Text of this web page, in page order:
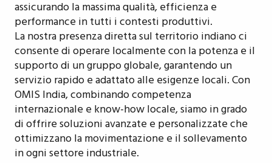
assicurando la massima qualità, efficienza e
performance in tutti i contesti produttivi.
La nostra presenza diretta sul territorio indiano ci
consente di operare localmente con la potenza e il
supporto di un gruppo globale, garantendo un
servizio rapido e adattato alle esigenze locali. Con
OMIS India, combinando competenza
internazionale e know-how locale, siamo in grado
di offrire soluzioni avanzate e personalizzate che
ottimizzano la movimentazione e il sollevamento
in ogni settore industriale.